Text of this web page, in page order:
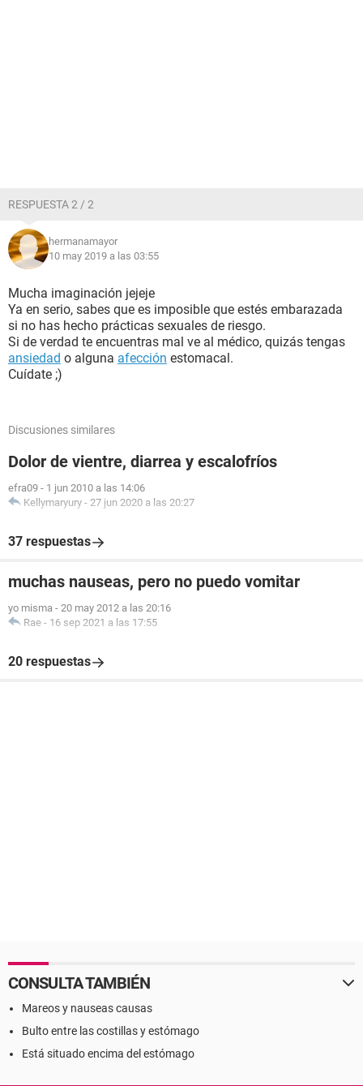
RESPUESTA 2 / 2
hermanamayor
10 may 2019 a las 03:55
Mucha imaginación jejeje
Ya en serio, sabes que es imposible que estés embarazada
si no has hecho prácticas sexuales de riesgo.
Si de verdad te encuentras mal ve al médico, quizás tengas
ansiedad o alguna afección estomacal.
Cuídate ;)
Discusiones similares
Dolor de vientre, diarrea y escalofríos
efra09 - 1 jun 2010 a las 14:06
Kellymaryury - 27 jun 2020 a las 20:27
37 respuestas
muchas nauseas, pero no puedo vomitar
yo misma - 20 may 2012 a las 20:16
Rae - 16 sep 2021 a las 17:55
20 respuestas
CONSULTA TAMBIÉN
Mareos y nauseas causas
Bulto entre las costillas y estómago
Está situado encima del estómago